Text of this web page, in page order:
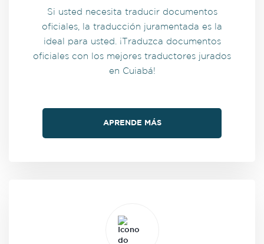
Si usted necesita traducir documentos
oficiales, la traducción juramentada es la
ideal para usted. ¡Traduzca documentos
oficiales con los mejores traductores jurados
en Cuiabá!
APRENDE MÁS